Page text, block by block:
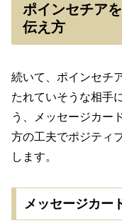
ポインセチア
伝え方
続いて、ポインセチ
たれていそうな相手
う、メッセージカー
方の工夫でポジティ
します。
メッセージカー